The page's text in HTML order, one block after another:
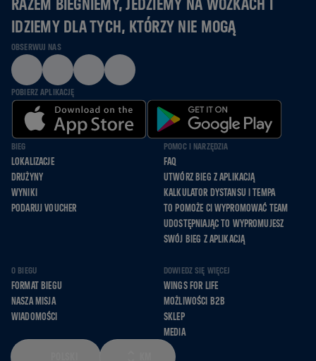
IDZIEMY DLA TYCH, KTÓRZY NIE MOGĄ
OBSERWUJ NAS
POBIERZ APLIKACJĘ
BIEG
LOKALIZACJE
DRUŻYNY
WYNIKI
PODARUJ VOUCHER
POMOC I NARZĘDZIA
FAQ
UTWÓRZ BIEG Z APLIKACJĄ
KALKULATOR DYSTANSU I TEMPA
TO POMOŻE CI WYPROMOWAĆ TEAM
UDOSTĘPNIAJĄC TO WYPROMUJESZ
SWÓJ BIEG Z APLIKACJĄ
O BIEGU
FORMAT BIEGU
NASZA MISJA
WIADOMOŚCI
DOWIEDZ SIĘ WIĘCEJ
WINGS FOR LIFE
MOŻLIWOŚCI B2B
SKLEP
MEDIA